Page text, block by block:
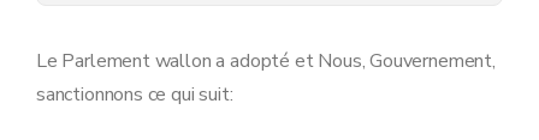
Art. 10
Art. 12
Le Parlement wallon a adopté et Nous, Gouvernement,
sanctionnons ce qui suit: